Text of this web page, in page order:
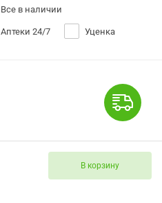
Все в наличии
Аптеки 24/7 Уценка
В корзину